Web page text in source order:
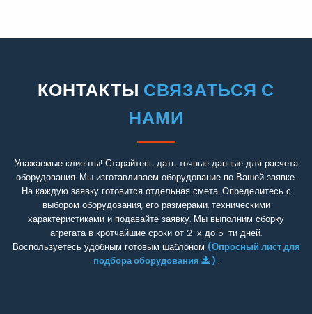
КОНТАКТЫ СВЯЗАТЬСЯ С
НАМИ
Уважаемые клиенты! Старайтесь дать точные данные для расчета
оборудования. Мы изготавливаем оборудование по Вашей заявке.
На каждую заявку готовится отдельная смета. Определитесь с
выбором оборудования, его размерами, техническими
характеристиками и подавайте заявку. Мы выполним сборку
агрегата в кротчайшие сроки от 2-х до 5-ти дней.
Воспользуетесь удобным готовым шаблоном (Опросный лист для
подбора оборудования
) .